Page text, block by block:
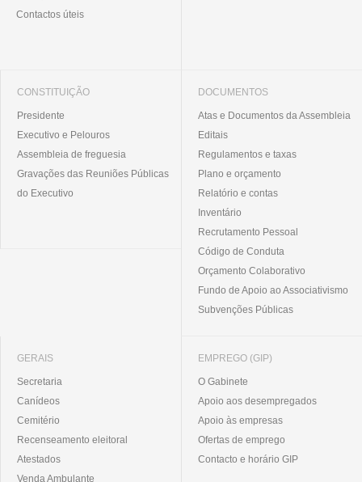
Contactos úteis
CONSTITUIÇÃO
Presidente
Executivo e Pelouros
Assembleia de freguesia
Gravações das Reuniões Públicas
do Executivo
DOCUMENTOS
Atas e Documentos da Assembleia
Editais
Regulamentos e taxas
Plano e orçamento
Relatório e contas
Inventário
Recrutamento Pessoal
Código de Conduta
Orçamento Colaborativo
Fundo de Apoio ao Associativismo
Subvenções Públicas
GERAIS
Secretaria
Canídeos
Cemitério
Recenseamento eleitoral
Atestados
Venda Ambulante
EMPREGO (GIP)
O Gabinete
Apoio aos desempregados
Apoio às empresas
Ofertas de emprego
Contacto e horário GIP